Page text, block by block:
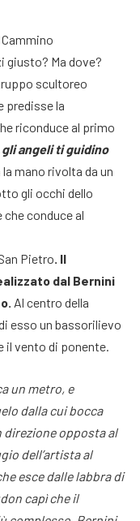
giusto? Ma dove?
scultoreo
predisse la
riconduce al primo
angeli ti guidino
la mano rivolta da un
gli occhi dello
che conduce al
Pietro. Il
dal Bernini
Al centro della
esso un bassorilievo
il vento di ponente.
un metro, e
dalla cui bocca
direzione opposta al
dell’artista al
esce dalle labbra di
capì che il